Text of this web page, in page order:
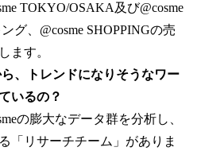
TOKYO/OSAKA及び@cosme
グ、@cosme SHOPPINGの売
ます。
、トレンドになりそうなワー
いるの？
の膨大なデータ群を分析し、
「リサーチチーム」がありま